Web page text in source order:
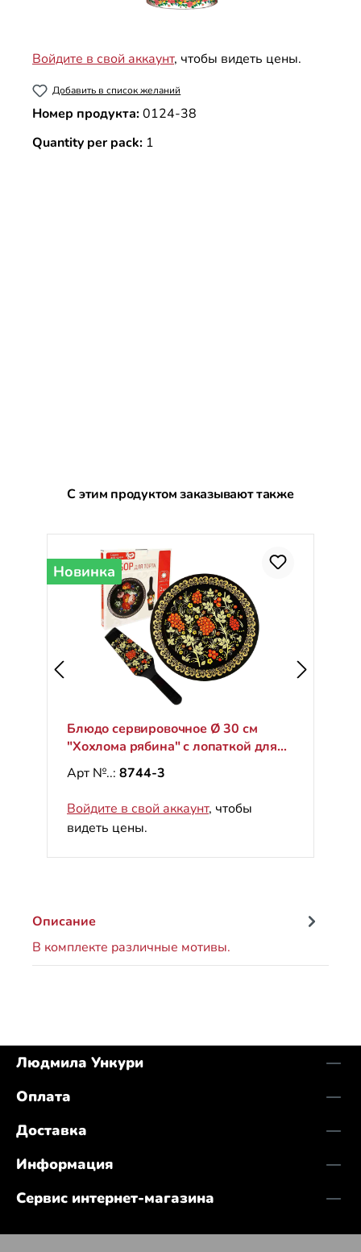
Войдите в свой аккаунт, чтобы видеть цены.
Добавить в список желаний
Номер продукта:0124-38
Quantity per pack: 1
Пропустить галерею продуктов
С этим продуктом заказывают также
Новинка
Блюдо сервировочное Ø 30 см
"Хохлома рябина" с лопаткой для
торта
Арт №..: 8744-3
Войдите в свой аккаунт, чтобы
видеть цены.
Описание
В комплекте различные мотивы.
Людмила Ункури
Оплата
Доставка
Информация
Сервис интернет-магазина